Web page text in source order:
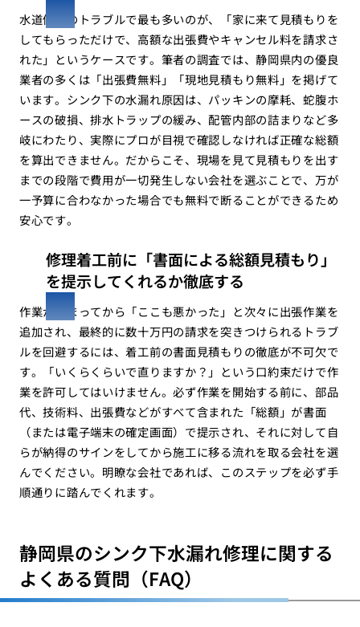
水道修理のトラブルで最も多いのが、「家に来て見積もりを
してもらっただけで、高額な出張費やキャンセル料を請求さ
れた」というケースです。筆者の調査では、静岡県内の優良
業者の多くは「出張費無料」「現地見積もり無料」を掲げて
います。シンク下の水漏れ原因は、パッキンの摩耗、蛇腹ホ
ースの破損、排水トラップの緩み、配管内部の詰まりなど多
岐にわたり、実際にプロが目視で確認しなければ正確な総額
を算出できません。だからこそ、現場を見て見積もりを出す
までの段階で費用が一切発生しない会社を選ぶことで、万が
一予算に合わなかった場合でも無料で断ることができるため
安心です。
修理着工前に「書面による総額見積もり」
を提示してくれるか徹底する
作業が始まってから「ここも悪かった」と次々に出張作業を
追加され、最終的に数十万円の請求を突きつけられるトラブ
ルを回避するには、着工前の書面見積もりの徹底が不可欠で
す。「いくらくらいで直りますか？」という口約束だけで作
業を許可してはいけません。必ず作業を開始する前に、部品
代、技術料、出張費などがすべて含まれた「総額」が書面
（または電子端末の確定画面）で提示され、それに対して自
らが納得のサインをしてから施工に移る流れを取る会社を選
んでください。明瞭な会社であれば、このステップを必ず手
順通りに踏んでくれます。
静岡県のシンク下水漏れ修理に関する
よくある質問（FAQ）